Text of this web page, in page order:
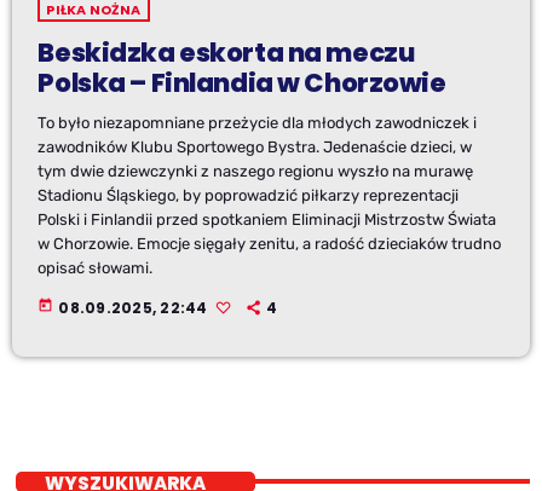
PIŁKA NOŻNA
Beskidzka eskorta na meczu
Polska – Finlandia w Chorzowie
To było niezapomniane przeżycie dla młodych zawodniczek i
zawodników Klubu Sportowego Bystra. Jedenaście dzieci, w
tym dwie dziewczynki z naszego regionu wyszło na murawę
Stadionu Śląskiego, by poprowadzić piłkarzy reprezentacji
Polski i Finlandii przed spotkaniem Eliminacji Mistrzostw Świata
w Chorzowie. Emocje sięgały zenitu, a radość dzieciaków trudno
opisać słowami.
today 08.09.2025, 22:44 4
WYSZUKIWARKA